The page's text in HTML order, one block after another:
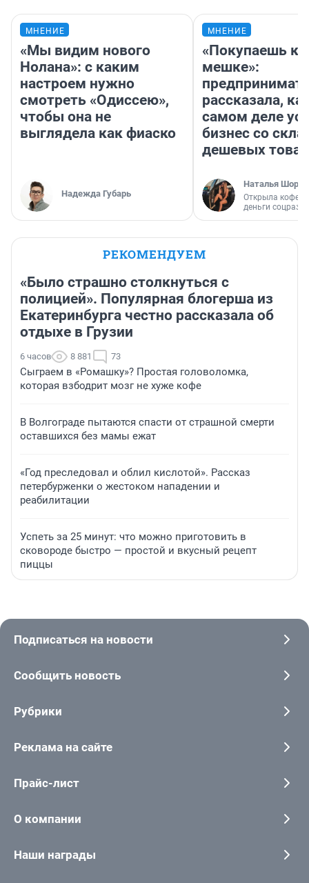
МНЕНИЕ
«Мы видим нового
Нолана»: с каким
настроем нужно
смотреть «Одиссею»,
чтобы она не
выглядела как фиаско
Надежда Губарь
МНЕНИЕ
«Покупаешь
мешке»:
рассказала,
самом деле
бизнес со
дешевых
Наталья
Открыла
деньги
РЕКОМЕНДУЕМ
«Было страшно столкнуться с
полицией». Популярная блогерша из
Екатеринбурга честно рассказала об
отдыхе в Грузии
6 часов 8 881 73
Сыграем в «Ромашку»? Простая головоломка,
которая взбодрит мозг не хуже кофе
В Волгограде пытаются спасти от страшной смерти
оставшихся без мамы ежат
«Год преследовал и облил кислотой». Рассказ
петербурженки о жестоком нападении и
реабилитации
Успеть за 25 минут: что можно приготовить в
сковороде быстро — простой и вкусный рецепт
пиццы
Подписаться на новости
Сообщить новость
Рубрики
Реклама на сайте
Прайс-лист
О компании
Наши награды